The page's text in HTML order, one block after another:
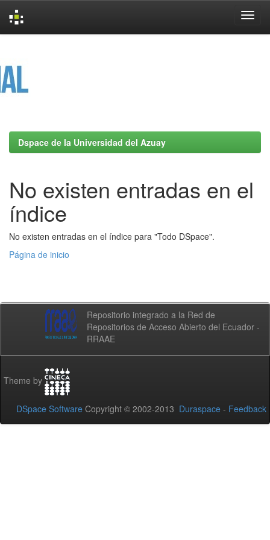
Dspace de la Universidad del Azuay
No existen entradas en el
índice
No existen entradas en el índice para "Todo DSpace".
Página de inicio
Repositorio integrado a la Red de
Repositorios de Acceso Abierto del Ecuador -
RRAAE
Theme by
DSpace Software Copyright © 2002-2013 Duraspace - Feedback